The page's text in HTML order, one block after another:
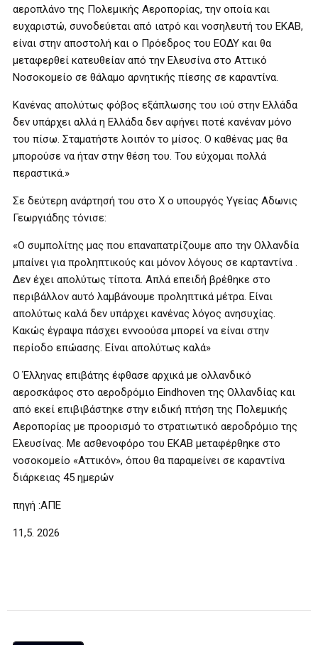
αεροπλάνο της Πολεμικής Αεροπορίας, την οποία και
ευχαριστώ, συνοδεύεται από ιατρό και νοσηλευτή του ΕΚΑΒ,
είναι στην αποστολή και ο Πρόεδρος του ΕΟΔΥ και θα
μεταφερθεί κατευθείαν από την Ελευσίνα στο Αττικό
Νοσοκομείο σε θάλαμο αρνητικής πίεσης σε καραντίνα.
Κανένας απολύτως φόβος εξάπλωσης του ιού στην Ελλάδα
δεν υπάρχει αλλά η Ελλάδα δεν αφήνει ποτέ κανέναν μόνο
του πίσω. Σταματήστε λοιπόν το μίσος. Ο καθένας μας θα
μπορούσε να ήταν στην θέση του. Του εύχομαι πολλά
περαστικά.»
Σε δεύτερη ανάρτησή του στο Χ ο υπουργός Υγείας Αδωνις
Γεωργιάδης τόνισε:
«Ο συμπολίτης μας που επαναπατρίζουμε απο την Ολλανδία
μπαίνει για προληπτικούς και μόνον λόγους σε καρταντίνα .
Δεν έχει απολύτως τίποτα. Απλά επειδή βρέθηκε στο
περιβάλλον αυτό λαμβάνουμε προληπτικά μέτρα. Είναι
απολύτως καλά δεν υπάρχει κανένας λόγος ανησυχίας.
Κακώς έγραψα πάσχει εννοούσα μπορεί να είναι στην
περίοδο επώασης. Είναι απολύτως καλά»
Ο Έλληνας επιβάτης έφθασε αρχικά με ολλανδικό
αεροσκάφος στο αεροδρόμιο Eindhoven της Ολλανδίας και
από εκεί επιβιβάστηκε στην ειδική πτήση της Πολεμικής
Αεροπορίας με προορισμό το στρατιωτικό αεροδρόμιο της
Ελευσίνας. Με ασθενοφόρο του ΕΚΑΒ μεταφέρθηκε στο
νοσοκομείο «Αττικόν», όπου θα παραμείνει σε καραντίνα
διάρκειας 45 ημερών
πηγή :ΑΠΕ
11,5. 2026